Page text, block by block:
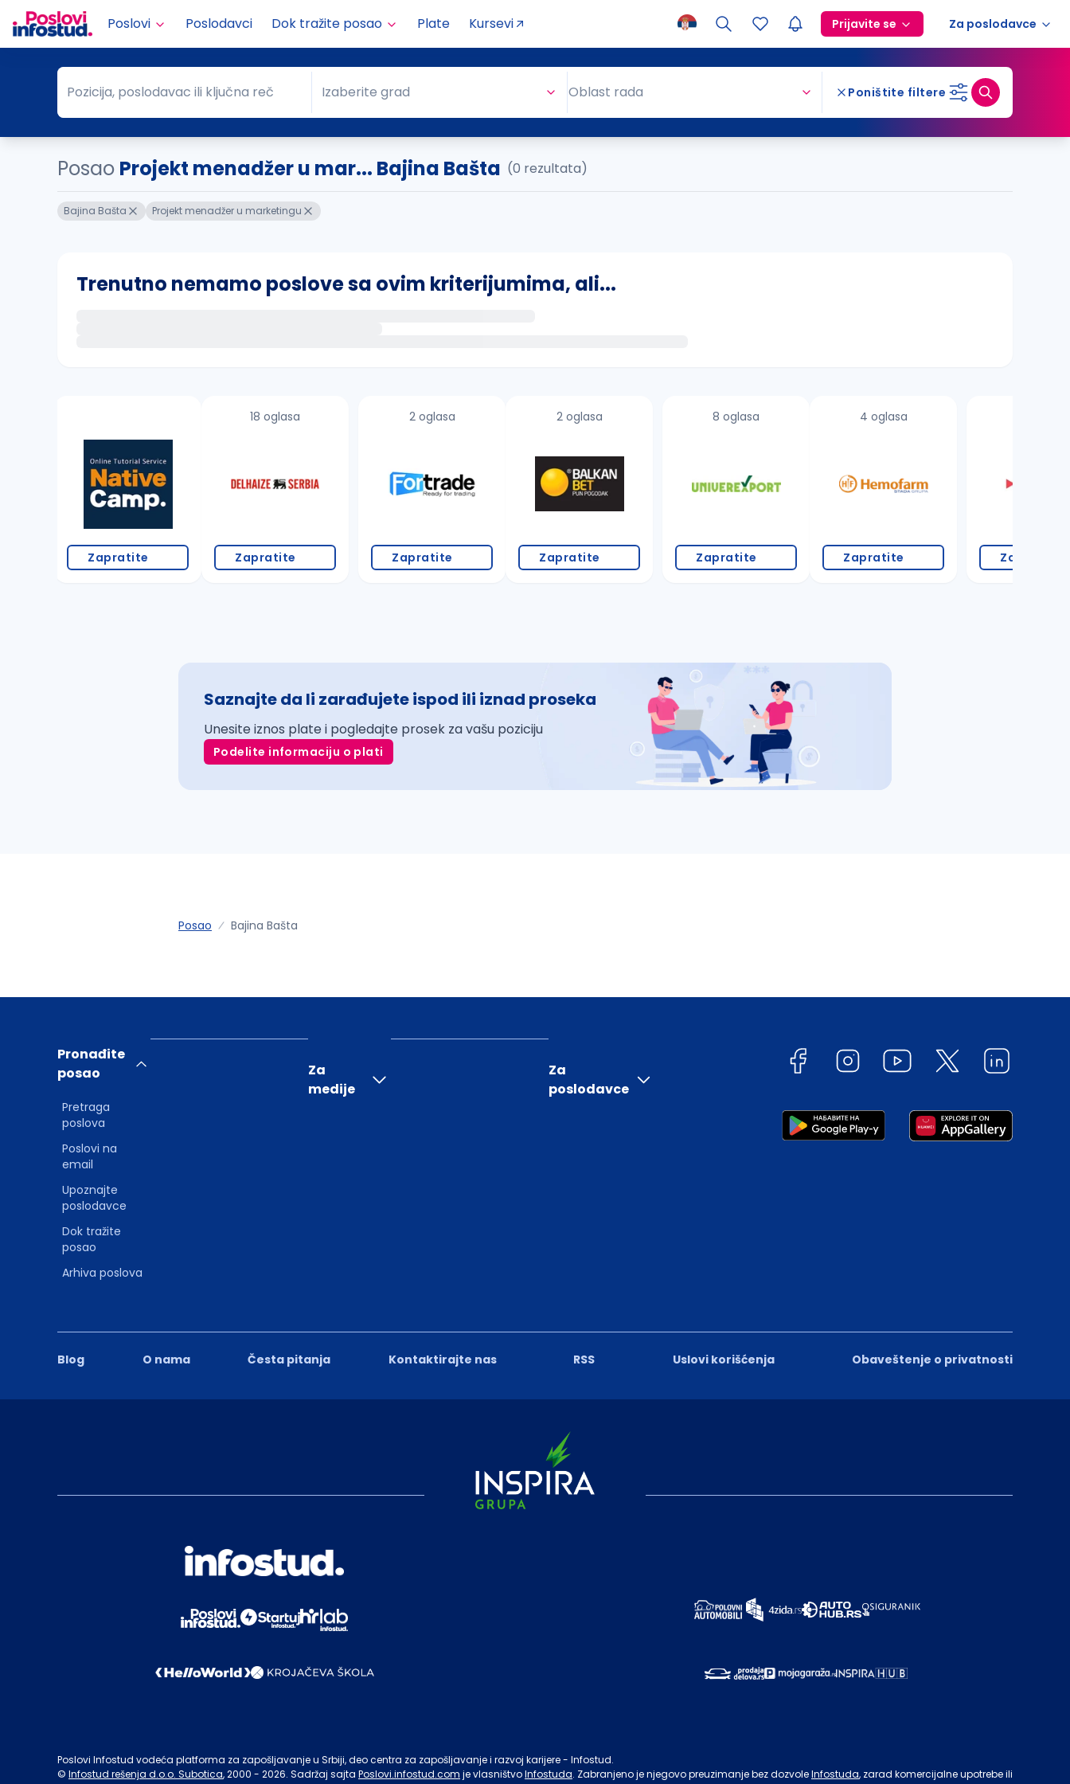
Poslovi Poslodavci Dok tražite posao Plate Kursevi Prijavite se Za poslodavce
Pozicija, poslodavac ili ključna reč
Pozicija, poslodavac ili ključna reč Grad
Izaberite grad Oblast rada Poništite filtere
Posao Projekt menadžer u mar... Bajina Bašta (0 rezultata)
Bajina Bašta Projekt menadžer u marketingu
Trenutno nemamo poslove sa ovim kriterijumima, ali...
proverite pravopisne greške (koristite č, ć, š, đ, ž, dž)
povećajte radijus za odabrani grad
Zapratite
18 oglasa
Zapratite
2 oglasa
Zapratite
2 oglasa
Zapratite
8 oglasa
Zapratite
4 oglasa
Zapratite Zapratite
Saznajte da li zarađujete ispod ili iznad proseka
Unesite iznos plate i pogledajte prosek za vašu poziciju
Podelite informaciju o plati
Posao Bajina Bašta
Blog O nama Česta pitanja Kontaktirajte nas RSS Uslovi korišćenja Obaveštenje o privatnosti
Pronađite
posao
Pretraga
poslova
Poslovi na
email
Upoznajte
poslodavce
Dok tražite
posao
Arhiva poslova
Za
medije
Za
poslodavce
Poslovi Infostud vodeća platforma za zapošljavanje u Srbiji, deo centra za zapošljavanje i razvoj karijere - Infostud.
© Infostud rešenja d.o.o. Subotica, 2000 - 2026. Sadržaj sajta Poslovi.infostud.com je vlasništvoInfostuda. Zabranjeno je njegovo preuzimanje bez dozvoleInfostuda, zarad komercijalne upotrebe ili